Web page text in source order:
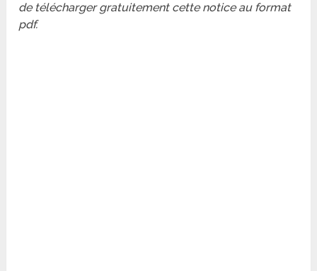
de télécharger gratuitement cette notice au format
pdf.